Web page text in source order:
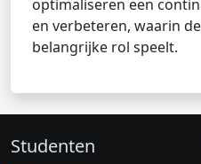
optimaliseren een
en verbeteren, waarin
belangrijke rol speelt.
Studenten